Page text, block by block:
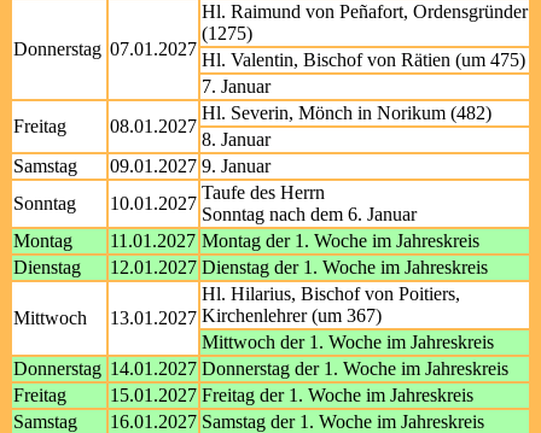
Donnerstag 07.01.2027
Hl. Raimund von Peñafort, Ordensgründer
(1275)
Hl. Valentin, Bischof von Rätien (um 475)
7. Januar
Freitag
08.01.2027
Hl. Severin, Mönch in Norikum (482)
8. Januar
Samstag
09.01.2027 9. Januar
Sonntag
10.01.2027
Taufe des Herrn
Sonntag nach dem 6. Januar
Montag
11.01.2027 Montag der 1. Woche im Jahreskreis
Dienstag
12.01.2027 Dienstag der 1. Woche im Jahreskreis
Mittwoch 13.01.2027
Hl. Hilarius, Bischof von Poitiers,
Kirchenlehrer (um 367)
Mittwoch der 1. Woche im Jahreskreis
Donnerstag 14.01.2027 Donnerstag der 1. Woche im Jahreskreis
Freitag
15.01.2027 Freitag der 1. Woche im Jahreskreis
Samstag
16.01.2027 Samstag der 1. Woche im Jahreskreis